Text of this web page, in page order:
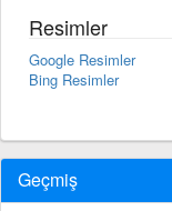
Resimler
Google Resimler
Bing Resimler
Geçmiş